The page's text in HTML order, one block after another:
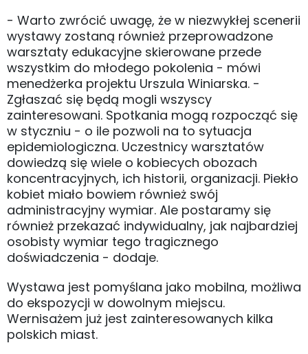
- Warto zwrócić uwagę, że w niezwykłej scenerii
wystawy zostaną również przeprowadzone
warsztaty edukacyjne skierowane przede
wszystkim do młodego pokolenia - mówi
menedżerka projektu Urszula Winiarska. -
Zgłaszać się będą mogli wszyscy
zainteresowani. Spotkania mogą rozpocząć się
w styczniu - o ile pozwoli na to sytuacja
epidemiologiczna. Uczestnicy warsztatów
dowiedzą się wiele o kobiecych obozach
koncentracyjnych, ich historii, organizacji. Piekło
kobiet miało bowiem również swój
administracyjny wymiar. Ale postaramy się
również przekazać indywidualny, jak najbardziej
osobisty wymiar tego tragicznego
doświadczenia - dodaje.
Wystawa jest pomyślana jako mobilna, możliwa
do ekspozycji w dowolnym miejscu.
Wernisażem już jest zainteresowanych kilka
polskich miast.